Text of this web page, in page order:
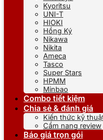
Kyoritsu
UNI-T
HIOKI
Hồng Ký
Nikawa
Nikita
Ameca
Tasco
Super Stars
HPMM
Minbao
Combo tiết kiệm
Chia sẻ & đánh giá
Kiến thức kỹ
Cẩm nang review
Báo giá trọn gói